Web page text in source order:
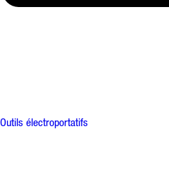
Outils électroportatifs